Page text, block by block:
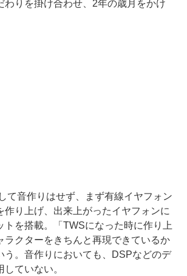
わりを掛け合わせ、2年の歳月をかけ
て音作りはせず、まず有線イヤフォン
作り上げ、出来上がったイヤフォンに
トを搭載。「TWSになった時に作り上
ラクターをきちんと再現できているか
う。音作りにおいても、DSPなどのデ
ていない。